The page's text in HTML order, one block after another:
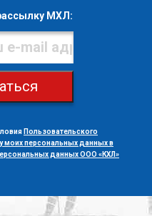
МХЛ:
Пользовательского
моих персональных данных в
данных ООО «КХЛ»